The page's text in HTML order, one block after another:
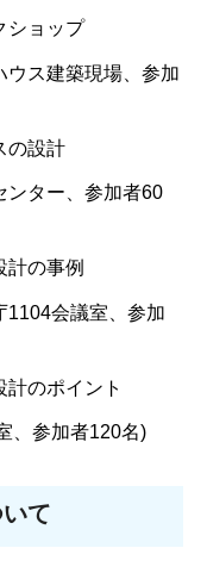
ョップ
ウス建築現場、参加
設計
ンター、参加者60
の事例
1104会議室、参加
のポイント
、参加者120名)
て